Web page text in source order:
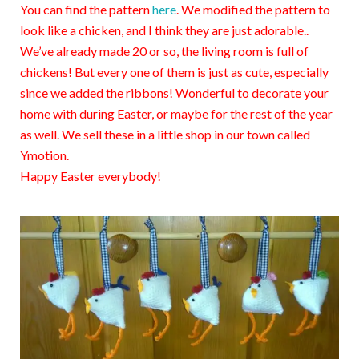
You can find the patternhere. We modified the pattern to
look like a chicken, and I think they are just adorable..
We’ve already made 20 or so, the living room is full of
chickens! But every one of them is just as cute, especially
since we added the ribbons! Wonderful to decorate your
home with during Easter, or maybe for the rest of the year
as well. We sell these in a little shop in our town called
Ymotion.
Happy Easter everybody!